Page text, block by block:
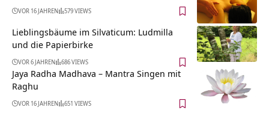
VOR 16 JAHREN 579 VIEWS
Lieblingsbäume im Silvaticum: Ludmilla
und die Papierbirke
VOR 6 JAHREN 686 VIEWS
Jaya Radha Madhava – Mantra Singen mit
Raghu
VOR 16 JAHREN 651 VIEWS